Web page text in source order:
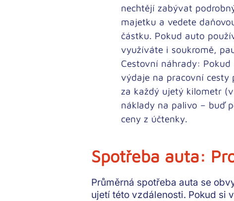
nechtějí zabývat
majetku a vedete
částku. Pokud auto
využíváte i soukromě,
Cestovní náhrady:
výdaje na pracovní cesty
za každý ujetý kilometr (
náklady na palivo – buď
ceny z účtenky.
Spotřeba auta:
Průměrná spotřeba auta se
ujetí této vzdálenosti. Pokud si